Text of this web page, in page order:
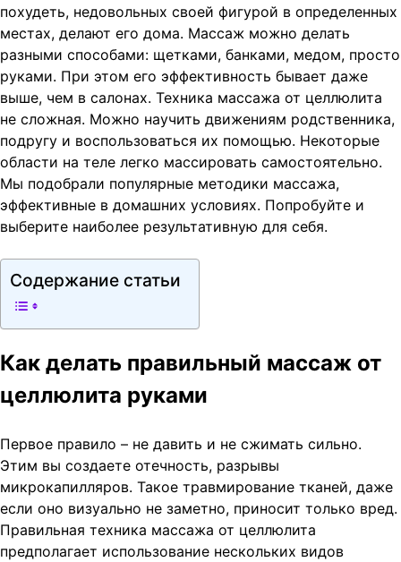
похудеть, недовольных своей фигурой в определенных
местах, делают его дома. Массаж можно делать
разными способами: щетками, банками, медом, просто
руками. При этом его эффективность бывает даже
выше, чем в салонах. Техника массажа от целлюлита
не сложная. Можно научить движениям родственника,
подругу и воспользоваться их помощью. Некоторые
области на теле легко массировать самостоятельно.
Мы подобрали популярные методики массажа,
эффективные в домашних условиях. Попробуйте и
выберите наиболее результативную для себя.
Содержание статьи
Как делать правильный массаж от
целлюлита руками
Первое правило – не давить и не сжимать сильно.
Этим вы создаете отечность, разрывы
микрокапилляров. Такое травмирование тканей, даже
если оно визуально не заметно, приносит только вред.
Правильная техника массажа от целлюлита
предполагает использование нескольких видов